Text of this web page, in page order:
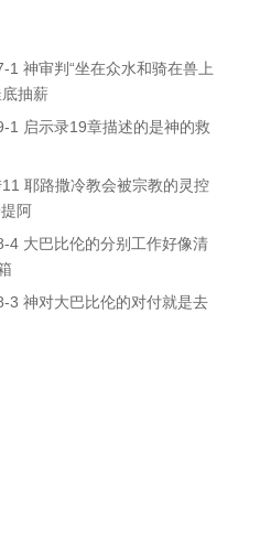
1 神审判“坐在众水和骑在兽上
抽薪
1 启示录19章描述的是神的救
耶路撒冷教会被宗教的灵控
阿
4 大巴比伦的分别工作好像清
3 神对大巴比伦的对付就是去